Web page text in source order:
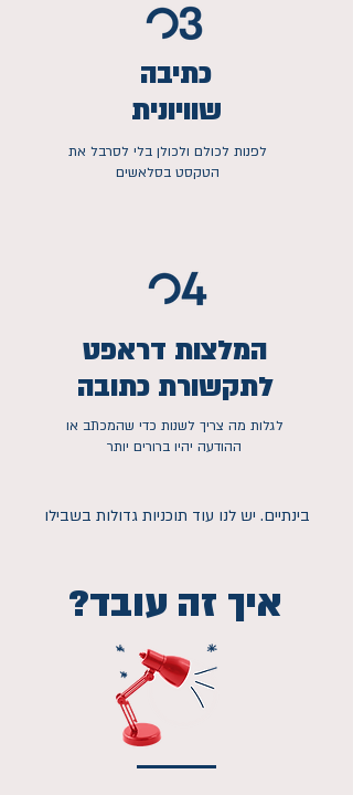
כתיבה
שוויונית
לפנות לכולם ולכולן בלי לסרבל את
הטקסט בסלאשים
המלצות דראפט
לתקשורת כתובה
לגלות מה צריך לשנות כדי שהמכתב או
ההודעה יהיו ברורים יותר
בינתיים. יש לנו עוד תוכניות גדולות בשבילו
איך זה עובד?